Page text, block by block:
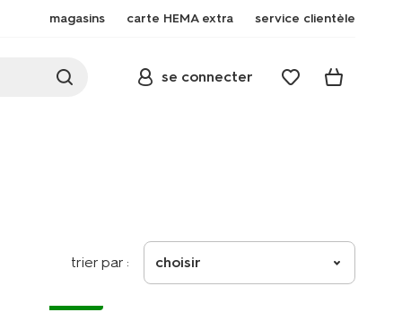
magasins carte HEMA extra service clientèle
se connecter
trier par : choisir